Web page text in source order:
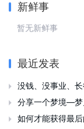
新鲜事
暂无新鲜事
最近发表
 没钱、没事业、
 分享一个梦境—梦
 如何才能获得最后